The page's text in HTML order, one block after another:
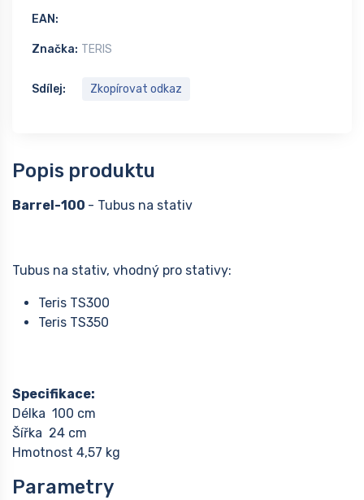
EAN:
Značka: TERIS
Sdílej: Zkopírovat odkaz
Popis produktu
Barrel-100 - Tubus na stativ
Tubus na stativ, vhodný pro stativy:
Teris TS300
Teris TS350
Specifikace:
Délka 100 cm
Šířka 24 cm
Hmotnost 4,57 kg
Parametry